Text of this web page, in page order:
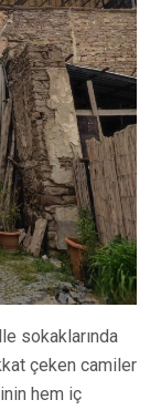
sokaklarında
çeken camiler
hem iç